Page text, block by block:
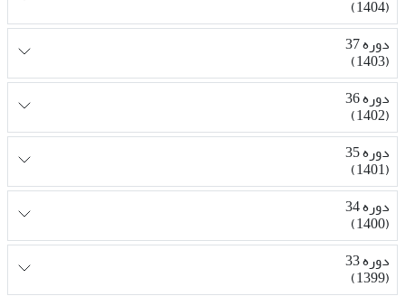
(1404)
دوره 37
(1403)
دوره 36
(1402)
دوره 35
(1401)
دوره 34
(1400)
دوره 33
(1399)